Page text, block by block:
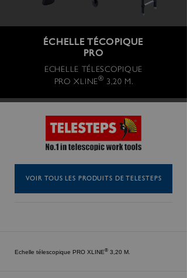
ÉCHELLE TÉCOPIQUE
PRO
ECHELLE TÉLESCOPIQUE
PRO XLINE® 3,20 M.
VOIR TOUS LES PRODUITS DE TELESTEPS
Echelle télescopique PRO XLINE® 3,20 M.